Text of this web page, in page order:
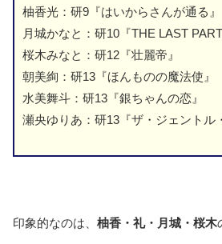
柚香光：研9『はいからさんが通る』
月城かなと：研10『THE LAST
桜木みなと：研12『壮麗帝』
朝美絢：研13『ほんものの魔法使』
水美舞斗：研13『銀ちゃんの恋』
瀬央ゆりあ：研13『ザ・ジェントル
印象的なのは、 柚香・礼・月城・桜木